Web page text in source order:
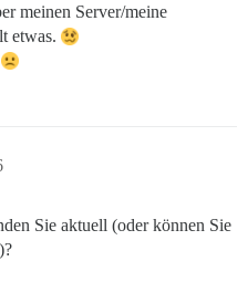
meinen Server/meine
etwas.
Sie aktuell (oder können Sie